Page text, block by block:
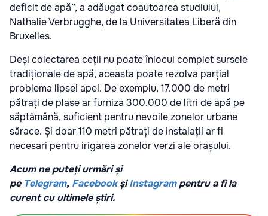
deficit de apă”, a adăugat coautoarea studiului,
Nathalie Verbrugghe, de la Universitatea Liberă din
Bruxelles.
Deși colectarea ceții nu poate înlocui complet sursele
tradiționale de apă, aceasta poate rezolva parțial
problema lipsei apei. De exemplu, 17.000 de metri
pătrați de plase ar furniza 300.000 de litri de apă pe
săptămână, suficient pentru nevoile zonelor urbane
sărace. Și doar 110 metri pătrați de instalații ar fi
necesari pentru irigarea zonelor verzi ale orașului.
Acum ne puteți urmări și
pe Telegram, FacebookșiInstagrampentru a fi la
curent cu ultimele știri.